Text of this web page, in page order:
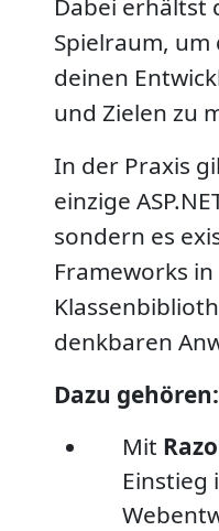
Dabei erhältst
Spielraum, um
deinen
und Zielen zu
In der Praxis
einzige
sondern es
Frameworks
denkbaren
Dazu gehören:
Mit
Einstieg